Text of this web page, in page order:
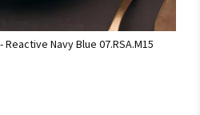
Navy Blue 07.RSA.M15